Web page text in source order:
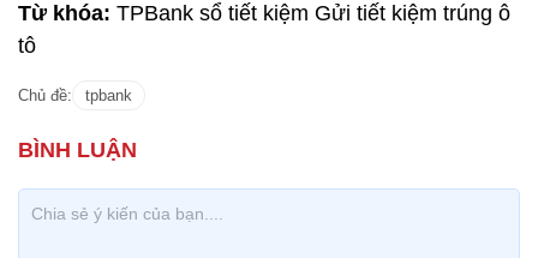
Từ khóa: TPBank sổ tiết kiệm Gửi tiết kiệm trúng ô
tô
Chủ đề: tpbank